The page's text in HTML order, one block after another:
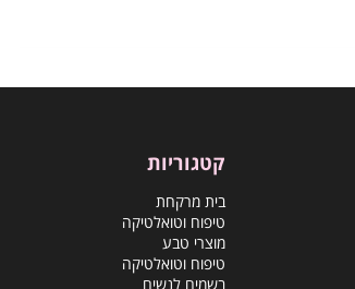
קטגוריות
בית מרקחת
טיפוח וטואלטיקה
מוצרי טבע
טיפוח וטואלטיקה
בשמים לנשים